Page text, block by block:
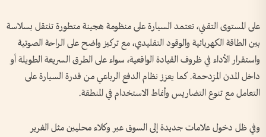
على المستوى التقني، تعتمد السيارة على منظومة هجينة متطورة تنتقل بسلاسة
بين الطاقة الكهربائية والوقود التقليدي، مع تركيز واضح على الراحة الصوتية
واستقرار الأداء في ظروف القيادة الواقعية، سواء على الطرق السريعة الطويلة أو
داخل المدن المزدحمة. كما يعزز نظام الدفع الرباعي من قدرة السيارة على
التعامل مع تنوع التضاريس وأنماط الاستخدام في المنطقة.
وفي ظل دخول علامات جديدة إلى السوق عبر وكلاء محليين مثل الغرير